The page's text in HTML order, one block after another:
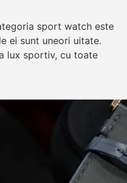
sport watch este
ei sunt uneori uitate.
lux sportiv, cu toate